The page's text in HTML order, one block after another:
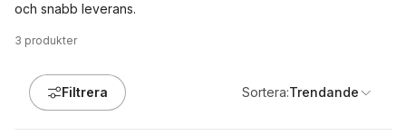
och snabb leverans.
3 produkter
Filtrera Sortera:Trendande